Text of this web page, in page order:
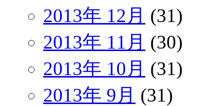
2013年 12月 (31)
2013年 11月 (30)
2013年 10月 (31)
2013年 9月 (31)